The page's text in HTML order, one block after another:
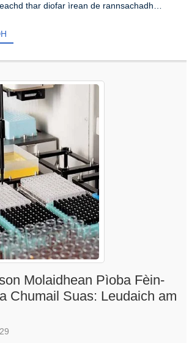
thar diofar ìrean de rannsachadh
Molaidhean Pìoba Fèin-
Chumail Suas: Leudaich am